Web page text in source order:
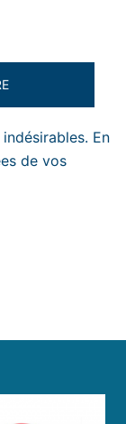
En
de vos